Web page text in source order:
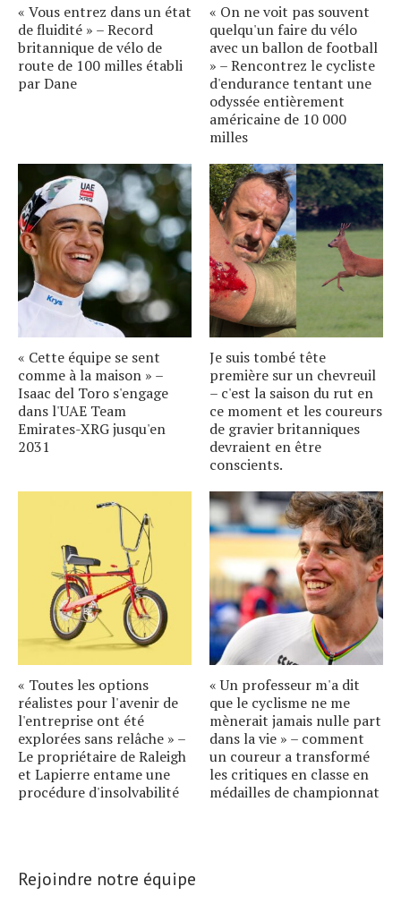
« Vous entrez dans un état
de fluidité » – Record
britannique de vélo de
route de 100 milles établi
par Dane
« On ne voit pas souvent
quelqu'un faire du vélo
avec un ballon de football
» – Rencontrez le cycliste
d'endurance tentant une
odyssée entièrement
américaine de 10 000
milles
« Cette équipe se sent
comme à la maison » –
Isaac del Toro s'engage
dans l'UAE Team
Emirates-XRG jusqu'en
2031
Je suis tombé tête
première sur un chevreuil
– c'est la saison du rut en
ce moment et les coureurs
de gravier britanniques
devraient en être
conscients.
« Toutes les options
réalistes pour l'avenir de
l'entreprise ont été
explorées sans relâche » –
Le propriétaire de Raleigh
et Lapierre entame une
procédure d'insolvabilité
« Un professeur m'a dit
que le cyclisme ne me
mènerait jamais nulle part
dans la vie » – comment
un coureur a transformé
les critiques en classe en
médailles de championnat
Rejoindre notre équipe